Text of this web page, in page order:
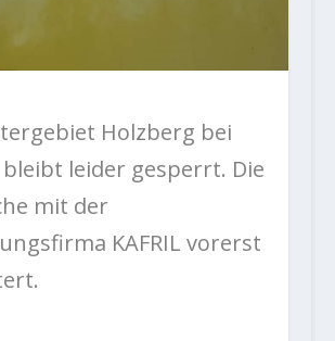
Holzberg bei
leider gesperrt. Die
mit der
KAFRIL vorerst